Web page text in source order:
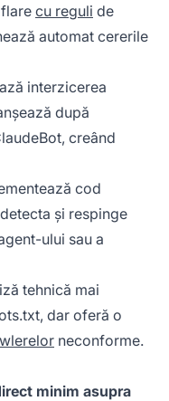
cu reguli de
automat cererile
interzicerea
după
creând
cod
și respinge
ului sau a
tehnică mai
dar oferă o
neconforme.
minim asupra